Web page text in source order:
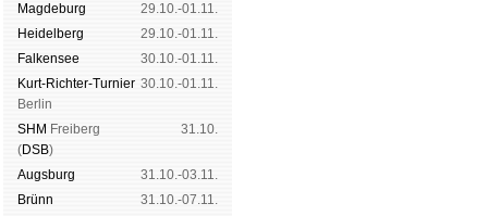
Mag­de­burg
29.10.-01.11.
Hei­del­berg
29.10.-01.11.
Fal­ken­see
30.10.-01.11.
Kurt-Rich­ter-Tur­nier
Ber­lin
30.10.-01.11.
SHM Frei­berg
(DSB)
31.10.
Augs­burg
31.10.-03.11.
Brünn
31.10.-07.11.